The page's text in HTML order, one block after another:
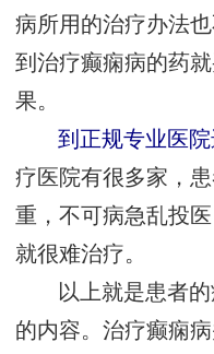
病所用的治疗办法
到治疗癫痫病的药
果。
到正规专业医
疗医院有很多家，
重，不可病急乱投
就很难治疗。
以上就是患者
的内容。治疗癫痫